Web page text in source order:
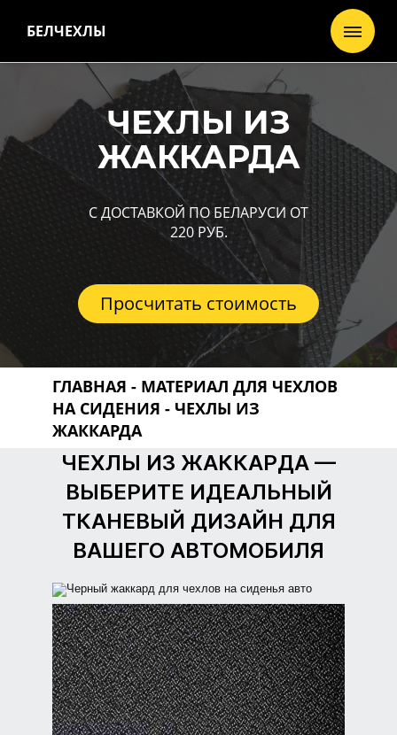
БЕЛЧЕХЛЫ
ЧЕХЛЫ ИЗ
ЖАККАРДА
С ДОСТАВКОЙ ПО БЕЛАРУСИ ОТ
220 РУБ.
Просчитать стоимость
ГЛАВНАЯ - МАТЕРИАЛ ДЛЯ ЧЕХЛОВ
НА СИДЕНИЯ - ЧЕХЛЫ ИЗ
ЖАККАРДА
ЧЕХЛЫ ИЗ ЖАККАРДА —
ВЫБЕРИТЕ ИДЕАЛЬНЫЙ
ТКАНЕВЫЙ ДИЗАЙН ДЛЯ
ВАШЕГО АВТОМОБИЛЯ